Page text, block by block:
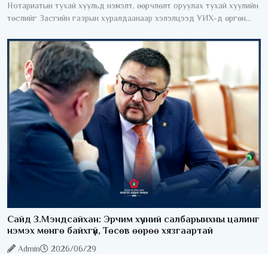
Нотариатын тухай хуульд нэмэлт, өөрчлөлт оруулах тухай хуулийн
төслийг Засгийн газрын хуралдаанаар хэлэлцээд УИХ-д өргөн
үйлчилгээг авахын
Сайд З.Мэндсайхан: Эрчим хүчний салбарынхны цалинг
нэмэх мөнгө байхгүй, Төсөв өөрөө хязгаартай
Admin
2026/06/29